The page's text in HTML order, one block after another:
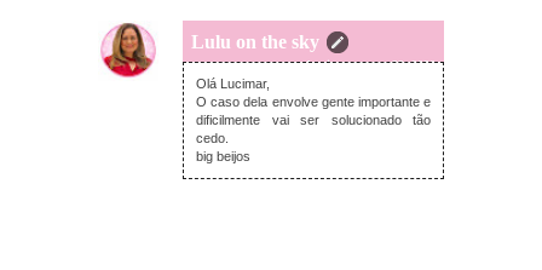
Lulu on the sky
domingo, março 22, 2020
Olá Lucimar,
O caso dela envolve gente importante e
dificilmente vai ser solucionado tão
cedo.
big beijos